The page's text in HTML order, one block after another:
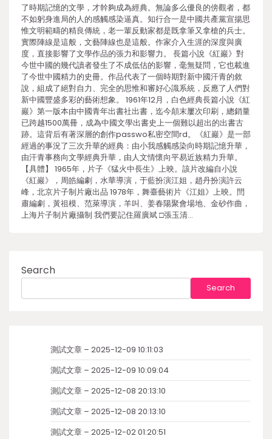
了時期記憶的文學，才幹夠成為經典。無論多么優良的傍觀者，都
不如躬身進局的人的感觸感染逼真。知行合一是中國共產黨宣揚思
惟文明範疇的精良傳統，老一輩反動家都是既拿筆又拿槍的兵士。
實際陣線是這般，文藝陣線也是這般。作家介入生涯的深度與廣
度，直接影響了文學作品的張力和影響力。 長篇小說《紅巖》對
今世中國的幾代讀者發生了不成低估的影響，毫無疑問，它也載進
了今世中國精力的史冊。作品代表了一個時期對新中國汗青的敘
說，組成了絕對自力、完全的思惟和審好心識系統，反應了人們對
新中國豐盛多彩的藝術想象。 1961年12月，白色經典長篇小說《紅
巖》第一版本由中國青年出書社出書，迄今顛末屢次印刷，總銷量
已跨越1500萬冊，成為中國文學出書史上一個難以超出的出書古
跡。這背后有著深層的創作passwo私密空間rd。《紅巖》是一部
經過的事況了三次升華的經典：由小我感觸感染向時期記憶升華，
由汗青事務向文學經典升華，由人文情懷向平易近族精力升華。
【具體】 1965年，片子《猛火中長生》上映。該片改編自小說
《紅巖》，周皓編劇，水華導演，于藍扮演江姐，趙丹扮演許云
峰，北京片子制片廠出品 1978年，舞臺藝術片《江姐》上映。閆
肅編劇，黃祖模、范萊導演，羊叫、姜春陽聚會場地、金砂作曲，
上海片子制片廠攝制 我們要記住羅廣斌 □張玉清…
Search
Search
測試文章 – 2025-12-09 10:11:03
測試文章 – 2025-12-09 10:09:04
測試文章 – 2025-12-08 20:13:10
測試文章 – 2025-12-08 20:13:10
測試文章 – 2025-12-02 01:20:51